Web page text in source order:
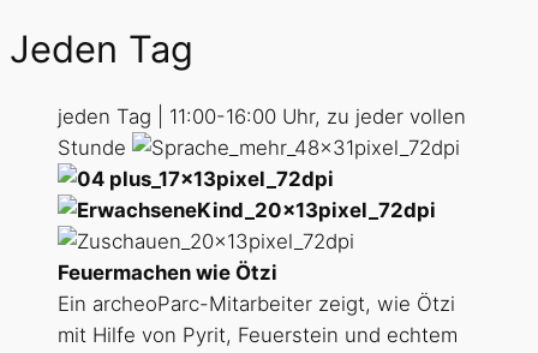
Jeden Tag
jeden Tag | 11:00-16:00 Uhr, zu jeder vollen
Stunde
Feuermachen wie Ötzi
Ein archeoParc-Mitarbeiter zeigt, wie Ötzi
mit Hilfe von Pyrit, Feuerstein und echtem